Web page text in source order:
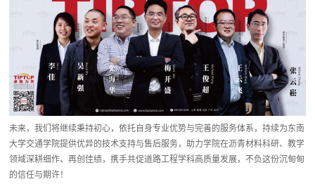
未来，我们将继续秉持初心，依托自身专业优势与完善的服务体系，持续为东南
大学交通学院提供优异的技术支持与售后服务，助力学院在沥青材料科研、教学
领域深耕细作、再创佳绩，携手共促道路工程学科高质量发展，不负这份沉甸甸
的信任与期许！